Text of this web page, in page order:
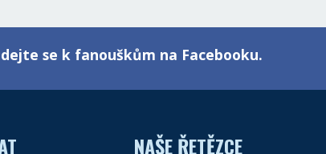
se k fanouškům na Facebooku.
NAŠE ŘETĚZCE